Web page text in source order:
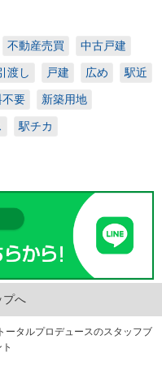
不動産売買 中古戸建
渡し 戸建 広め 駅近
不要 新築用地
駅チカ
プへ
ータルプロデュースのスタッフブ